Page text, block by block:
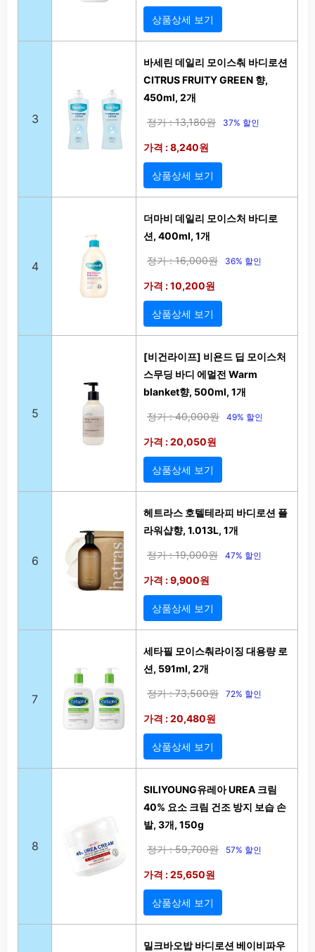
상품상세 보기
3
바세린 데일리 모이스춰 바디로션
CITRUS FRUITY GREEN 향,
450ml, 2개
정가 : 13,180원 37% 할인
가격 : 8,240원
상품상세 보기
4
더마비 데일리 모이스처 바디로
션, 400ml, 1개
정가 : 16,000원 36% 할인
가격 : 10,200원
상품상세 보기
5
[비건라이프] 비욘드 딥 모이스처
스무딩 바디 에멀전 Warm
blanket향, 500ml, 1개
정가 : 40,000원 49% 할인
가격 : 20,050원
상품상세 보기
6
헤트라스 호텔테라피 바디로션 플
라워샵향, 1.013L, 1개
정가 : 19,000원 47% 할인
가격 : 9,900원
상품상세 보기
7
세타필 모이스춰라이징 대용량 로
션, 591ml, 2개
정가 : 73,500원 72% 할인
가격 : 20,480원
상품상세 보기
8
SILIYOUNG유레아 UREA 크림
40% 요소 크림 건조 방지 보습 손
발, 3개, 150g
정가 : 59,700원 57% 할인
가격 : 25,650원
상품상세 보기
밀크바오밥 바디로션 베이비파우